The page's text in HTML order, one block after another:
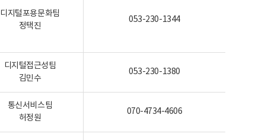
디지털포용문화팀
정택진
053-230-1344
디지털접근성팀
김민수
053-230-1380
통신서비스팀
허정원
070-4734-4606